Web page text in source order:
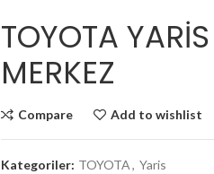
TOYOTA
MERKEZ
Compare Add to wishlist
Kategoriler: TOYOTA, Yaris